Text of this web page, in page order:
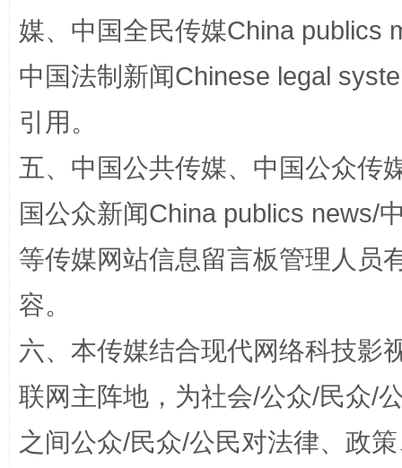
漫山遍野的桃花与雪山、麦地、白藏房 除
招工难、用工荒背后
媒、中国全民传媒China publics
中国法制新闻Chinese legal
引用。
五、中国公共传媒、中国公众传
国公众新闻China publics news/
等传媒网站信息留言板管理人员
容。
六、本传媒结合现代网络科技影
联网主阵地，为社会/公众/民众/
之间公众/民众/公民对法律、政